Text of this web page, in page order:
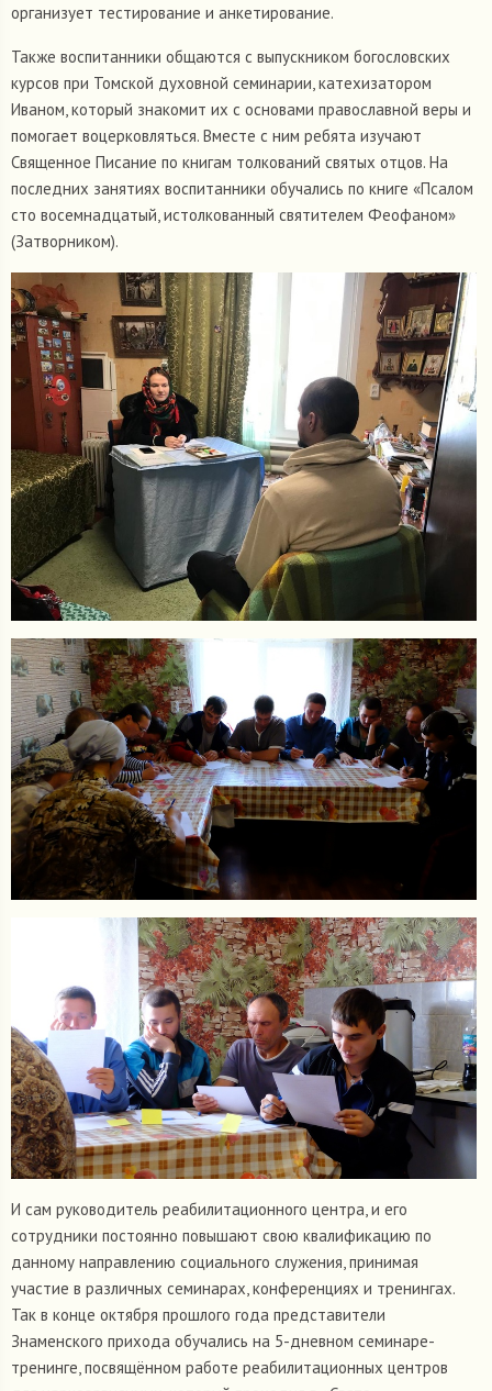
организует тестирование и анкетирование.
Также воспитанники общаются с выпускником богословских
курсов при Томской духовной семинарии, катехизатором
Иваном, который знакомит их с основами православной веры и
помогает воцерковляться. Вместе с ним ребята изучают
Священное Писание по книгам толкований святых отцов. На
последних занятиях воспитанники обучались по книге «Псалом
сто восемнадцатый, истолкованный святителем Феофаном»
(Затворником).
И сам руководитель реабилитационного центра, и его
сотрудники постоянно повышают свою квалификацию по
данному направлению социального служения, принимая
участие в различных семинарах, конференциях и тренингах.
Так в конце октября прошлого года представители
Знаменского прихода обучались на 5-дневном семинаре-
тренинге, посвящённом работе реабилитационных центров